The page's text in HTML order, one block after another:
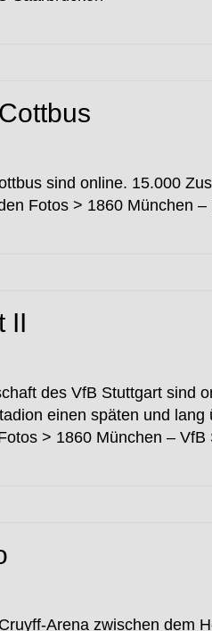
sind online. 15.000
Fotos > 1860 München
II
des VfB Stuttgart sind
einen späten und lang
> 1860 München – VfB
Arena zwischen dem